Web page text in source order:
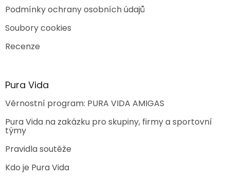
Podmínky ochrany osobních údajů
Soubory cookies
Recenze
Pura Vida
Věrnostní program: PURA VIDA AMIGAS
Pura Vida na zakázku pro skupiny, firmy a sportovní
týmy
Pravidla soutěže
Kdo je Pura Vida